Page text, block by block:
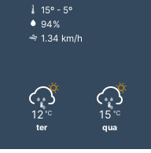
15º - 5º
94%
1.34 km/h
12 ℃
ter
15 ℃
qua